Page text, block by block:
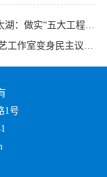
上一条：【媒体聚焦】人民网（安徽频道）|太湖：做实“五大工程” 推动代表工作提质增效
下一条：【媒体聚焦】安庆新闻联播|太湖 陶艺工作室变身民主议事厅
1号